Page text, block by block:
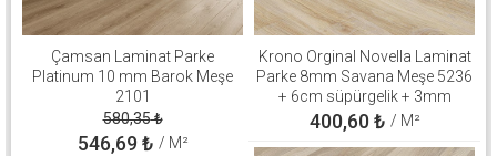
Çamsan Laminat Parke
Platinum 10 mm Barok Meşe
2101
580,35₺
546,69₺ / M²
Krono Orginal Novella Laminat
Parke 8mm Savana Meşe 5236
+ 6cm süpürgelik + 3mm
Kapron Takım
400,60₺ / M²